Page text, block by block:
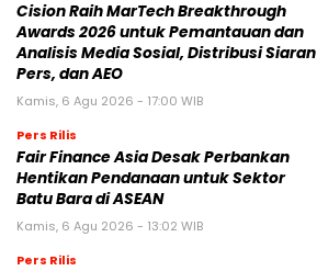
Cision Raih MarTech Breakthrough
Awards 2026 untuk Pemantauan dan
Analisis Media Sosial, Distribusi Siaran
Pers, dan AEO
Kamis, 6 Agu 2026 - 17:00 WIB
Pers Rilis
Fair Finance Asia Desak Perbankan
Hentikan Pendanaan untuk Sektor
Batu Bara di ASEAN
Kamis, 6 Agu 2026 - 13:02 WIB
Pers Rilis